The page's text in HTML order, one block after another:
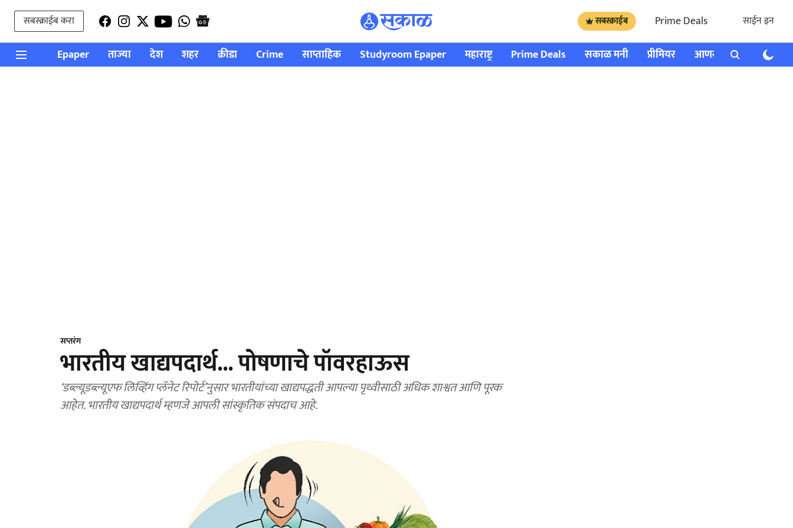
सबस्क्राईब करा सबस्क्राईब Prime Deals साईन इन
Epaper ताज्या देश शहर क्रीडा Crime साप्ताहिक Studyroom Epaper महाराष्ट्र Prime Deals सकाळ मनी प्रीमियर आणखी राशी भविष्य
सप्तरंग
भारतीय खाद्यपदार्थ... पोषणाचे पॉवरहाऊस
‘डब्ल्यूडब्ल्यूएफ लिव्हिंग प्लॅनेट रिपोर्ट’नुसार भारतीयांच्या खाद्यपद्धती आपल्या पृथ्वीसाठी अधिक शाश्वत आणि पूरक
आहेत. भारतीय खाद्यपदार्थ म्हणजे आपली सांस्कृतिक संपदाच आहे.